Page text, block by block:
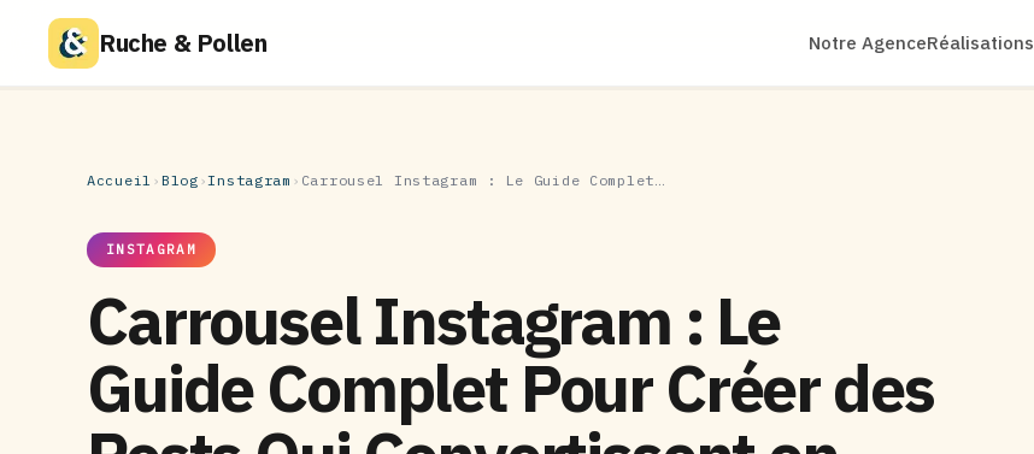
Ruche & Pollen Notre AgenceRéalisations
Accueil › Blog ›Instagram › Carrousel Instagram : Le Guide Complet…
INSTAGRAM
Carrousel Instagram : Le
Guide Complet Pour Créer des